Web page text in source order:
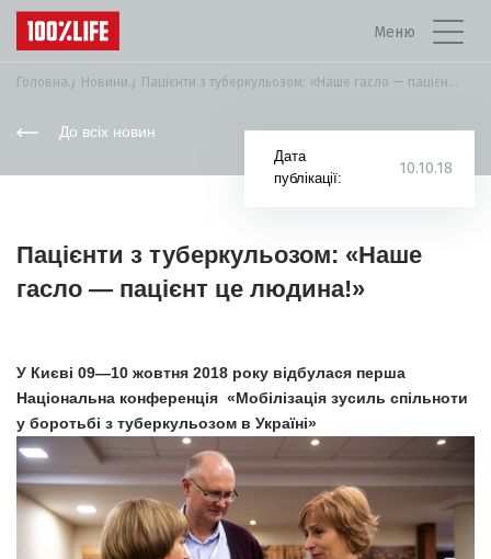
Меню
Головна Новини Пацієнти з туберкульозом: «Наше гасло — пацієнт...
До всіх новин
Дата
публікації:
10.10.18
Пацієнти з туберкульозом: «Наше
гасло — пацієнт це людина!»
У Києві 09—10 жовтня 2018 року відбулася перша
Національна конференція «Мобілізація зусиль спільноти
у боротьбі з туберкульозом в Україні»